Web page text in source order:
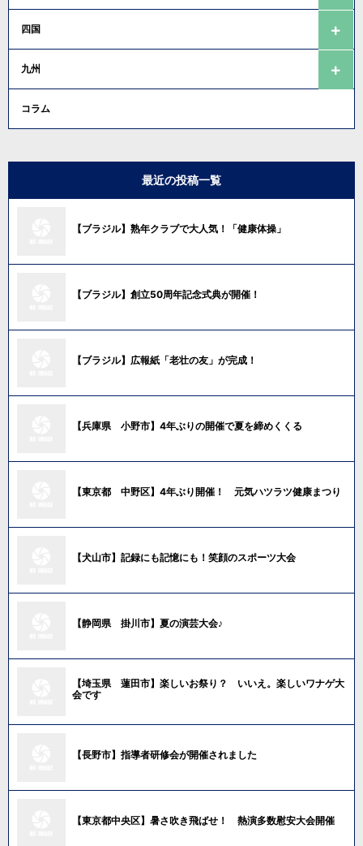
四国
九州
コラム
最近の投稿一覧
【ブラジル】熟年クラブで大人気！「健康体操」
【ブラジル】創立50周年記念式典が開催！
【ブラジル】広報紙「老壮の友」が完成！
【兵庫県 小野市】4年ぶりの開催で夏を締めくくる
【東京都 中野区】4年ぶり開催！ 元気ハツラツ健康まつり
【犬山市】記録にも記憶にも！笑顔のスポーツ大会
【静岡県 掛川市】夏の演芸大会♪
【埼玉県 蓮田市】楽しいお祭り？ いいえ。楽しいワナゲ大
会です
【長野市】指導者研修会が開催されました
【東京都中央区】暑さ吹き飛ばせ！ 熱演多数慰安大会開催